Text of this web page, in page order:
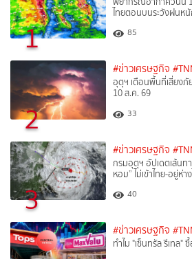
1
ไทยตอนบนระวังฝนห
85
2
#ข่าวเศรษฐกิจ
อุตุฯ เตือนพื้นที่เสี่ยง
10 ส.ค. 69
33
3
#ข่าวเศรษฐกิจ
กรมอุตุฯ อัปเดตเส้นท
หอม” ไม่เข้าไทย-อยู่ห่า
40
#ข่าวเศรษฐกิจ
ทำไม "เซ็นทรัล รีเทล"